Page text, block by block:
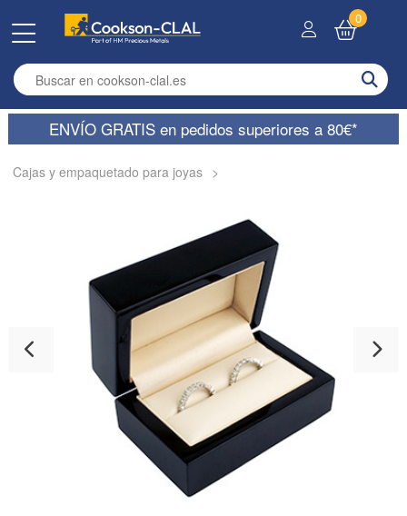
Enter search term
0
ENVÍO GRATIS en pedidos superiores a 80€*
Cajas y empaquetado para joyas >